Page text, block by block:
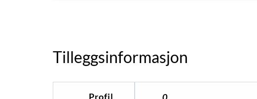
Tilleggsinformasjon
Profil 0